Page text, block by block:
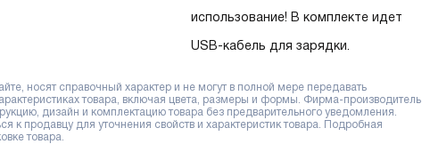
использование! В комплекте идет
USB-кабель для зарядки.
носят справочный характер и не могут в полной мере передавать
товара, включая цвета, размеры и формы. Фирма-производитель
дизайн и комплектацию товара без предварительного уведомления.
к продавцу для уточнения свойств и характеристик товара. Подробная
товара.